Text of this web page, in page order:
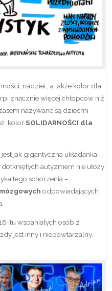
nadziei , a także kolor dla
znacznie więcej chłopców niż
nazywane są dziećmi
kolorSOLIDARNOŚCI dla
jak gigantyczna układanka,
autyzmem nie ułoży
tego schorzenia –
odpowiadających
tu wspaniałych osób z
jest inny i niepowtarzalny.